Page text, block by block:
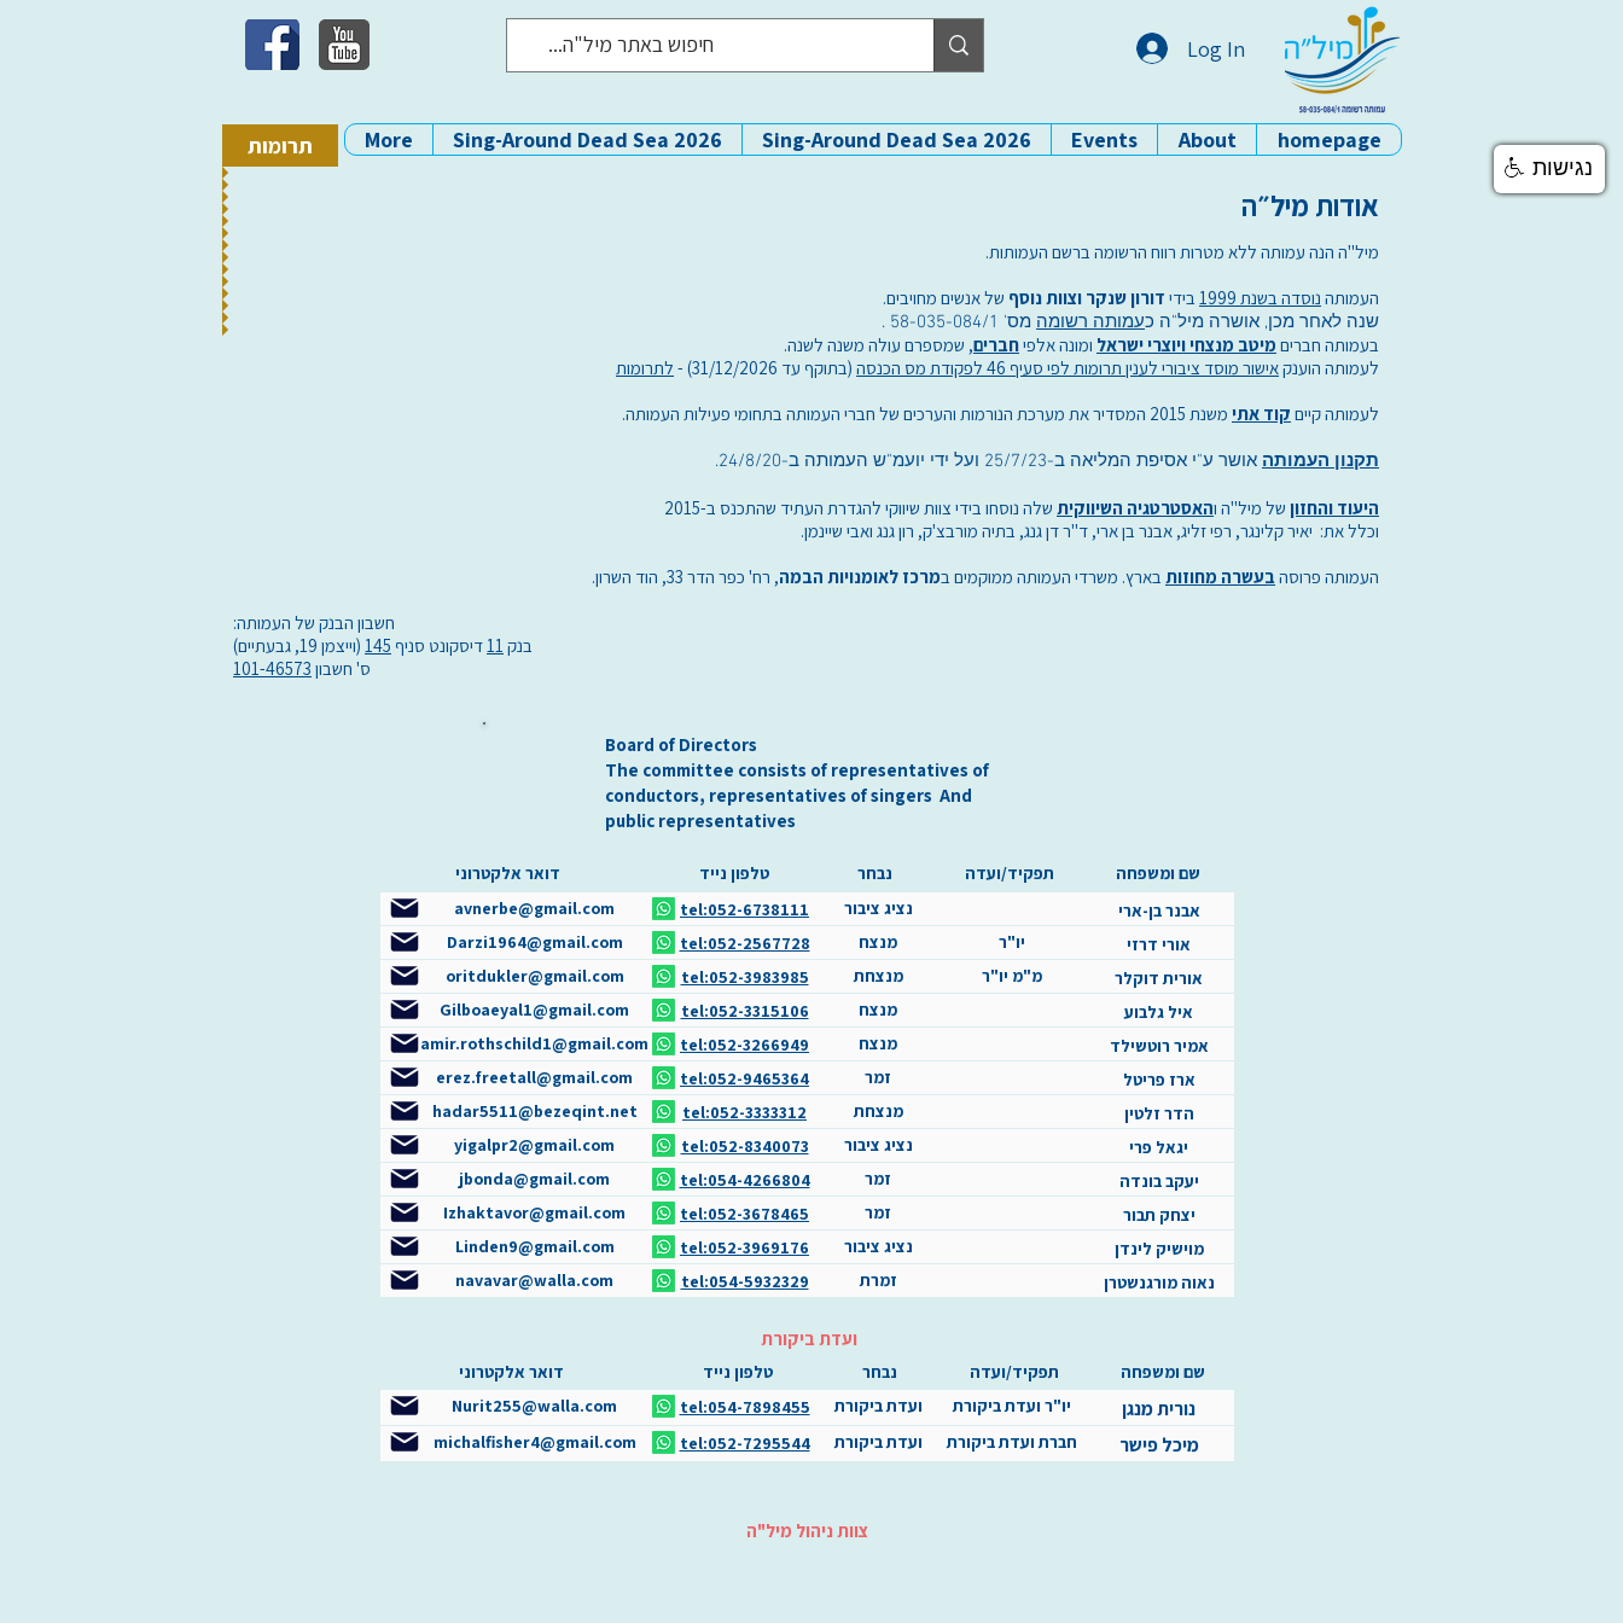
Log In
תרומות MILA - home page
homepage
About
Events
Sing-Around Dead Sea 2026
Sing-Around Dead Sea 2026
More
אודות מיל״ה
מיל"ה הנה עמותה ללא מטרות רווח הרשומה ברשם העמותות.
העמותה נוסדה בשנת 1999 בידי דורון שנקר וצוות נוסף של אנשים מחויבים.
שנה לאחר מכן, אושרה מיל"ה כעמותה רשומה מס' 58-035-084/1 .
בעמותה חברים מיטב מנצחיויוצרי ישראל ומונה אלפיחברים, שמספרם עולה משנה לשנה.
לעמותה הוענקאישור מוסד ציבורי לענין תרומות לפי סעיף 46 לפקודת מס הכנסה (בתוקף עד 31/12/2026) -
לתרומות
לעמותה קיים קוד אתי משנת 2015 המסדיר את מערכת הנורמות והערכים של חברי העמותה בתחומי פעילות העמותה.
תקנון העמותה אושר ע"י אסיפת המליאה ב-25/7/23 ועל ידי יועמ"ש העמותה ב-24/8/20.
היעוד והחזון של מיל"ה והאסטרטגיה השיווקית שלה נוסחו בידי צוות שיווקי להגדרת העתיד שהתכנס ב-2015
וכלל את: יאיר קלינגר, רפי זליג, אבנר בן ארי, ד"ר דן גנג, בתיה מורבצ'ק, רון גנג ואבי שיינמן.
העמותה פרוסהבעשרה מחוזות בארץ. משרדי העמותה ממוקמים במרכז לאומנויות הבמה, רח' כפר הדר 33, הוד השרון.
חשבון הבנק של העמותה:
בנק 11דיסקונט סניף 145 (וייצמן 19, גבעתיים)
ס' חשבון 101-46573
Board of Directors
The committee consists of representatives of
conductors, representatives of singers And
public representatives
דואר אלקטרוני טלפון נייד נבחר תפקיד/ועדה
שם ומשפחה
avnerbe@gmail.com
tel:052-6738111 נציג ציבור
אבנר בן-ארי
Darzi1964@gmail.com
tel:052-2567728 מנצח יו"ר
אורי דרזי
oritdukler@gmail.com
tel:052-3983985 מנצחת מ"מ יו"ר
אורית דוקלר
Gilboaeyal1@gmail.com
tel:052-3315106 מנצח
איל גלבוע
amir.rothschild1@gmail.com
tel:052-3266949 מנצח
אמיר רוטשילד
erez.freetall@gmail.com
tel:052-9465364 זמר
ארז פריטל
hadar5511@bezeqint.net
tel:052-3333312 מנצחת
הדר זלטין
yigalpr2@gmail.com
tel:052-8340073 נציג ציבור
יגאל פרי
jbonda@gmail.com
tel:054-4266804 זמר
יעקב בונדה
Izhaktavor@gmail.com
tel:052-3678465 זמר
יצחק תבור
Linden9@gmail.com
tel:052-3969176 נציג ציבור
מוישיק לינדן
navavar@walla.com
tel:054-5932329 זמרת נאוה מורגנשטרן
ועדת ביקורת
דואר אלקטרוני טלפון נייד נבחר תפקיד/ועדה
שם ומשפחה
Nurit255@walla.com
tel:054-7898455 ועדת ביקורת יו"ר ועדת ביקורת נורית מנגן
michalfisher4@gmail.com tel:052-7295544 ועדת ביקורת חברת ועדת ביקורת מיכל פישר
צוות ניהול מיל"ה
נגישות